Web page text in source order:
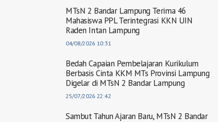
MTsN 2 Bandar Lampung Terima 46
Mahasiswa PPL Terintegrasi KKN UIN
Raden Intan Lampung
04/08/2026 10:31
Bedah Capaian Pembelajaran Kurikulum
Berbasis Cinta KKM MTs Provinsi Lampung
Digelar di MTsN 2 Bandar Lampung
25/07/2026 22:42
Sambut Tahun Ajaran Baru, MTsN 2 Bandar